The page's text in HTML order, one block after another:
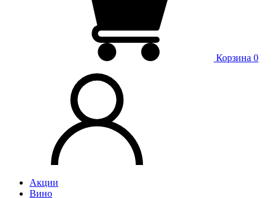
Корзина 0
Акции
Вино